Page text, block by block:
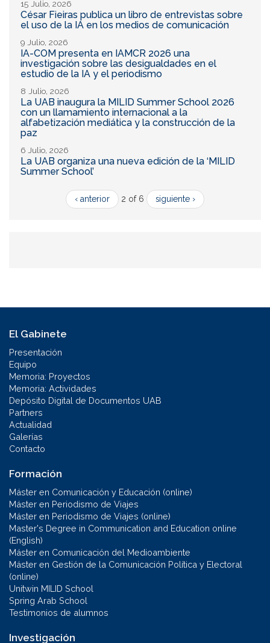
15 Julio, 2026
César Fieiras publica un libro de entrevistas sobre
el uso de la IA en los medios de comunicación
9 Julio, 2026
IA-COM presenta en IAMCR 2026 una
investigación sobre las desigualdades en el
estudio de la IA y el periodismo
8 Julio, 2026
La UAB inaugura la MILID Summer School 2026
con un llamamiento internacional a la
alfabetización mediática y la construcción de la
paz
6 Julio, 2026
La UAB organiza una nueva edición de la ‘MILID
Summer School’
‹ anterior 2 of 6 siguiente ›
El Gabinete
Presentación
Equipo
Memoria: Proyectos
Memoria: Actividades
Depósito Digital de Documentos UAB
Partners
Actualidad
Galerías
Contacto
Formación
Máster en Comunicación y Educación (online)
Máster en Periodismo de Viajes
Máster en Periodismo de Viajes (online)
Master's Degree in Communication and Education online
(English)
Máster en Comunicación del Medioambiente
Máster en Gestión de la Comunicación Política y Electoral
(online)
Unitwin MILID School
Spring Arab School
Testimonios de alumnos
Investigación